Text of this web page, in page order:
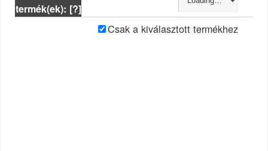
termék(ek): [?]
Csak a kiválasztott termékhez